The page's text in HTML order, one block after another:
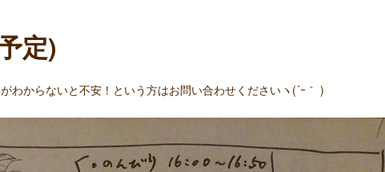
定)
わからないと不安！という方はお問い合わせくださいヽ(´ｰ｀ )